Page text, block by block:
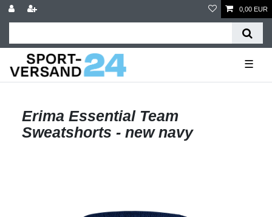
0,00 EUR
☰
Erima Essential Team
Sweatshorts - new navy